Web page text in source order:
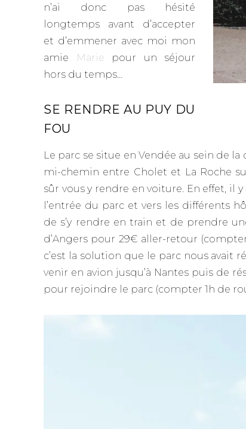
n’ai donc pas hésité
longtemps avant d’accepter
et d’emmener avec moi mon
amie
Marie pour un séjour
hors du temps…
SE RENDRE AU PUY DU
FOU
Le parc se situe en Vendée au sein de la
mi-chemin entre Cholet et La Roche
sûr vous y rendre en voiture. En effet, il
l’entrée du parc et vers les différents
de s’y rendre en train et de prendre
d’Angers pour 29€ aller-retour
c’est la solution que le parc nous avait
venir en avion jusqu’à Nantes puis de
pour rejoindre le parc (compter 1h de